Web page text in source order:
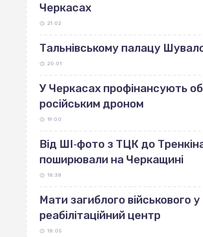
Черкасах
21:02
Тальнівському палацу
20:01
У Черкасах профінансують
російським дроном
19:00
Від ШІ‐фото з ТЦК до
поширювали на Черкащині
18:38
Мати загиблого військового
реабілітаційний центр
18:05